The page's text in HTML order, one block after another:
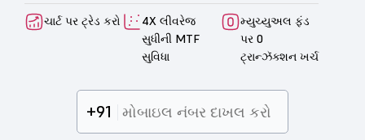
ચાર્ટ પર ટ્રેડ કરો
4X લીવરેજ
સુધીની MTF
સુવિધા
મ્યુચ્યુઅલ ફંડ
પર 0
ટ્રાન્ઝૅક્શન ખર્ચ
+91